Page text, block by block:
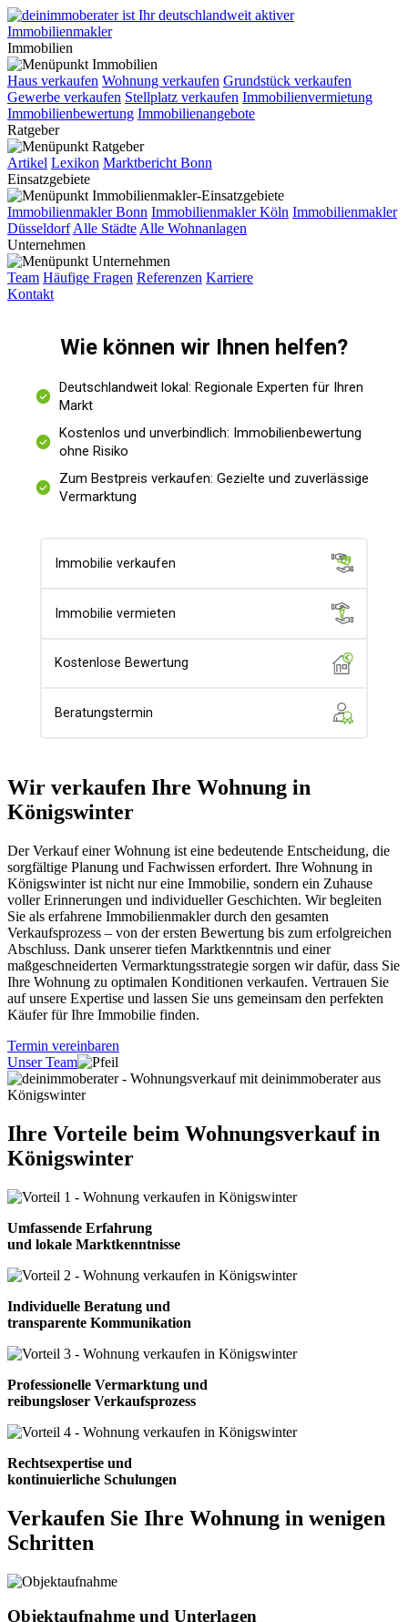
Immobilien
Haus verkaufen Wohnung verkaufen Grundstück verkaufen
Gewerbe verkaufen Stellplatz verkaufen Immobilienvermietung
Immobilienbewertung Immobilienangebote
Ratgeber
Artikel Lexikon Marktbericht Bonn
Einsatzgebiete
Immobilienmakler Bonn Immobilienmakler Köln Immobilienmakler
Düsseldorf Alle Städte Alle Wohnanlagen
Unternehmen
Team Häufige Fragen Referenzen Karriere
Kontakt
Wir verkaufen Ihre Wohnung in
Königswinter
Der Verkauf einer Wohnung ist eine bedeutende Entscheidung, die
sorgfältige Planung und Fachwissen erfordert. Ihre Wohnung in
Königswinter ist nicht nur eine Immobilie, sondern ein Zuhause
voller Erinnerungen und individueller Geschichten. Wir begleiten
Sie als erfahrene Immobilienmakler durch den gesamten
Verkaufsprozess – von der ersten Bewertung bis zum erfolgreichen
Abschluss. Dank unserer tiefen Marktkenntnis und einer
maßgeschneiderten Vermarktungsstrategie sorgen wir dafür, dass Sie
Ihre Wohnung zu optimalen Konditionen verkaufen. Vertrauen Sie
auf unsere Expertise und lassen Sie uns gemeinsam den perfekten
Käufer für Ihre Immobilie finden.
Termin vereinbaren
Unser Team
Ihre Vorteile beim Wohnungsverkauf in
Königswinter
Umfassende Erfahrung
und lokale Marktkenntnisse
Individuelle Beratung und
transparente Kommunikation
Professionelle Vermarktung und
reibungsloser Verkaufsprozess
Rechtsexpertise und
kontinuierliche Schulungen
Verkaufen Sie Ihre Wohnung in wenigen
Schritten
Objektaufnahme und Unterlagen